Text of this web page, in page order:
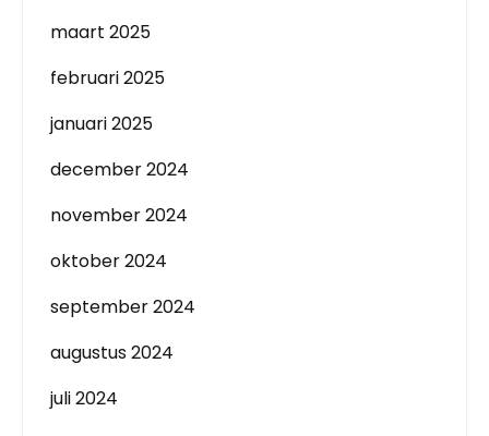
maart 2025
februari 2025
januari 2025
december 2024
november 2024
oktober 2024
september 2024
augustus 2024
juli 2024